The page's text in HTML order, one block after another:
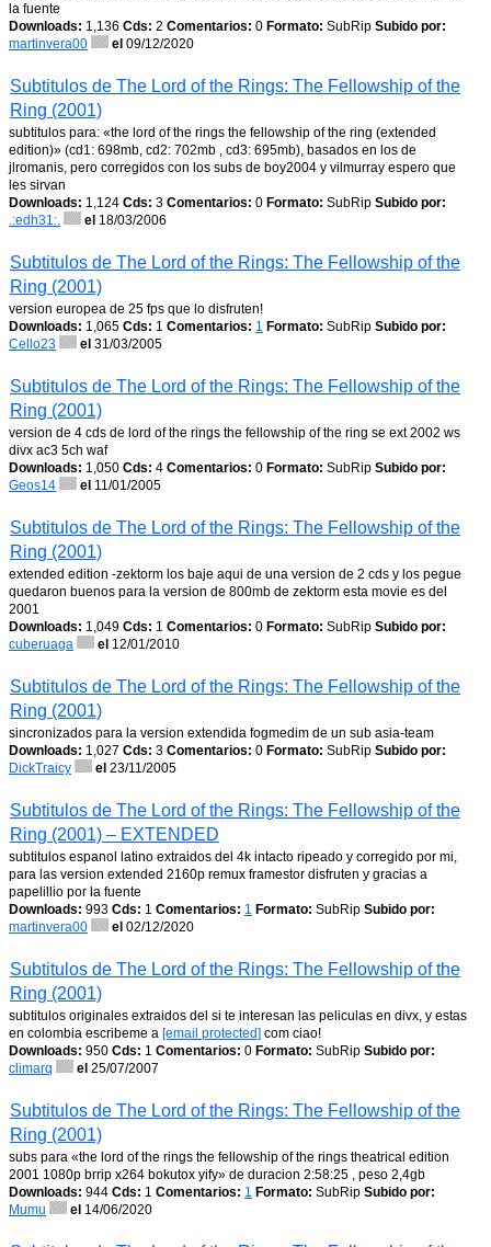
la fuente
Downloads: 1,136 Cds: 2 Comentarios: 0 Formato: SubRip Subido por:
martinvera00
el 09/12/2020
Subtitulos de The Lord of the Rings: The Fellowship of the
Ring (2001)
subtitulos para: «the lord of the rings the fellowship of the ring (extended
edition)» (cd1: 698mb, cd2: 702mb , cd3: 695mb), basados en los de
jlromanis, pero corregidos con los subs de boy2004 y vilmurray espero que
les sirvan
Downloads: 1,124 Cds: 3 Comentarios: 0 Formato: SubRip Subido por:
.:edh31:.
el 18/03/2006
Subtitulos de The Lord of the Rings: The Fellowship of the
Ring (2001)
version europea de 25 fps que lo disfruten!
Downloads: 1,065 Cds: 1 Comentarios: 1 Formato: SubRip Subido por:
Cello23
el 31/03/2005
Subtitulos de The Lord of the Rings: The Fellowship of the
Ring (2001)
version de 4 cds de lord of the rings the fellowship of the ring se ext 2002 ws
divx ac3 5ch waf
Downloads: 1,050 Cds: 4 Comentarios: 0 Formato: SubRip Subido por:
Geos14
el 11/01/2005
Subtitulos de The Lord of the Rings: The Fellowship of the
Ring (2001)
extended edition -zektorm los baje aqui de una version de 2 cds y los pegue
quedaron buenos para la version de 800mb de zektorm esta movie es del
2001
Downloads: 1,049 Cds: 1 Comentarios: 0 Formato: SubRip Subido por:
cuberuaga
el 12/01/2010
Subtitulos de The Lord of the Rings: The Fellowship of the
Ring (2001)
sincronizados para la version extendida fogmedim de un sub asia-team
Downloads: 1,027 Cds: 3 Comentarios: 0 Formato: SubRip Subido por:
DickTraicy
el 23/11/2005
Subtitulos de The Lord of the Rings: The Fellowship of the
Ring (2001) – EXTENDED
subtitulos espanol latino extraidos del 4k intacto ripeado y corregido por mi,
para las version extended 2160p remux framestor disfruten y gracias a
papelillio por la fuente
Downloads: 993 Cds: 1 Comentarios: 1 Formato: SubRip Subido por:
martinvera00
el 02/12/2020
Subtitulos de The Lord of the Rings: The Fellowship of the
Ring (2001)
subtitulos originales extraidos del si te interesan las peliculas en divx, y estas
en colombia escribeme a [email protected] com ciao!
Downloads: 950 Cds: 1 Comentarios: 0 Formato: SubRip Subido por:
climarq
el 25/07/2007
Subtitulos de The Lord of the Rings: The Fellowship of the
Ring (2001)
subs para «the lord of the rings the fellowship of the rings theatrical edition
2001 1080p brrip x264 bokutox yify» de duracion 2:58:25 , peso 2,4gb
Downloads: 944 Cds: 1 Comentarios: 1 Formato: SubRip Subido por:
Mumu
el 14/06/2020